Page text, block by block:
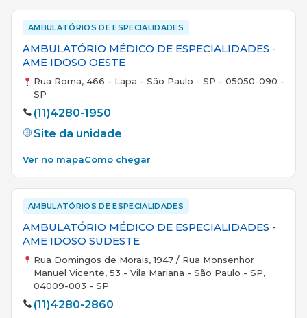
AMBULATÓRIOS DE ESPECIALIDADES
AMBULATÓRIO MÉDICO DE ESPECIALIDADES -
AME IDOSO OESTE
Rua Roma, 466 - Lapa - São Paulo - SP - 05050-090 -
SP
(11)4280-1950
Site da unidade
Ver no mapaComo chegar
AMBULATÓRIOS DE ESPECIALIDADES
AMBULATÓRIO MÉDICO DE ESPECIALIDADES -
AME IDOSO SUDESTE
Rua Domingos de Morais, 1947 / Rua Monsenhor
Manuel Vicente, 53 - Vila Mariana - São Paulo - SP,
04009-003 - SP
(11)4280-2860